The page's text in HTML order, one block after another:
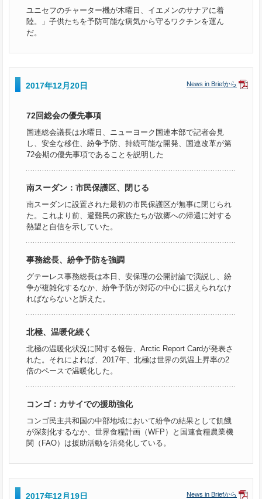
ユニセフのチャーター機が木曜日、イエメンのサナアに着
陸。」子供たちを予防可能な病気から守るワクチンを運ん
だ。
2017年12月20日 News in Briefから
72回総会の優先事項
国連総会議長は水曜日、ニューヨーク国連本部で記者会見
し、安全な移住、紛争予防、持続可能な開発、国連改革が第
72会期の優先事項であることを説明した
南スーダン：市民保護区、閉じる
南スーダンに設置された最初の市民保護区が無事に閉じられ
た。これより前、避難民の家族たちが故郷への帰還に対する
熱望と自信を示していた。
事務総長、紛争予防を強調
グテーレス事務総長は本日、安保理の公開討論で演説し、紛
争が複雑化するなか、紛争予防が対応の中心に据えられなけ
ればならないと訴えた。
北極、温暖化続く
北極の温暖化状況に関する報告、Arctic Report Cardが発表さ
れた。それによれば、2017年、北極は世界の気温上昇率の2
倍のペースで温暖化した。
コンゴ：カサイでの援助強化
コンゴ民主共和国の中部地域において紛争の結果として飢餓
が深刻化するなか、世界食糧計画（WFP）と国連食糧農業機
関（FAO）は援助活動を活発化している。
2017年12月19日 News in Briefから